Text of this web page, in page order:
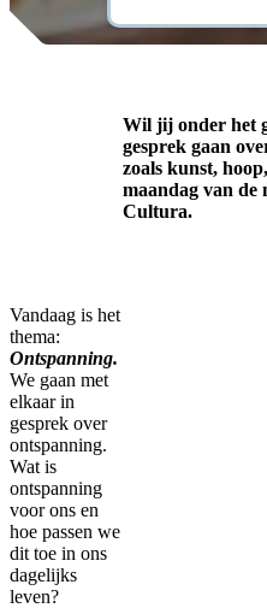
Wil jij onder het
gesprek gaan
zoals kunst,
maandag van de
Cultura.
Vandaag is het
thema:
Ontspanning.
We gaan met
elkaar in
gesprek over
ontspanning.
Wat is
ontspanning
voor ons en
hoe passen we
dit toe in ons
dagelijks
leven?